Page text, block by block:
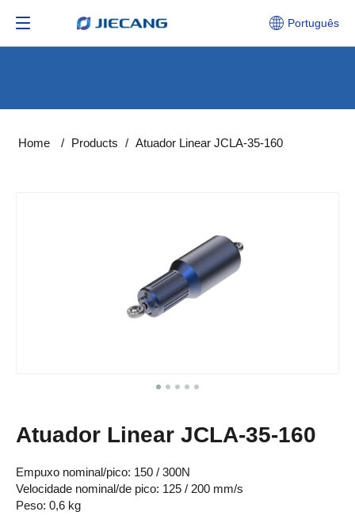
Português
Home / Products / Atuador Linear JCLA-35-160
Atuador Linear JCLA-35-160
Empuxo nominal/pico: 150 / 300N
Velocidade nominal/de pico: 125 / 200 mm/s
Peso: 0,6 kg